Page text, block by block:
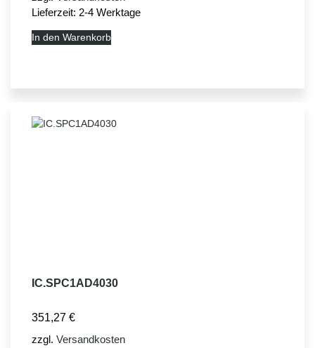
Lieferzeit: 2-4 Werktage
In den Warenkorb
IC.SPC1AD4030
351,27 €
zzgl. Versandkosten